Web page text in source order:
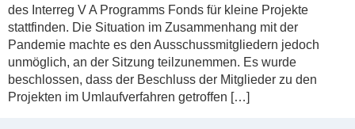
des Interreg V A Programms Fonds für kleine Projekte
stattfinden. Die Situation im Zusammenhang mit der
Pandemie machte es den Ausschussmitgliedern jedoch
unmöglich, an der Sitzung teilzunemmen. Es wurde
beschlossen, dass der Beschluss der Mitglieder zu den
Projekten im Umlaufverfahren getroffen […]